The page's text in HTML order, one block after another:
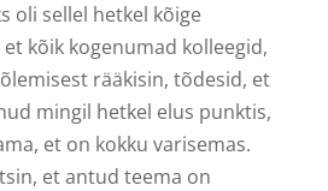
oli sellel hetkel kõige
kõik kogenumad kolleegid,
rääkisin, tõdesid, et
mingil hetkel elus punktis,
et on kokku varisemas.
et antud teema on